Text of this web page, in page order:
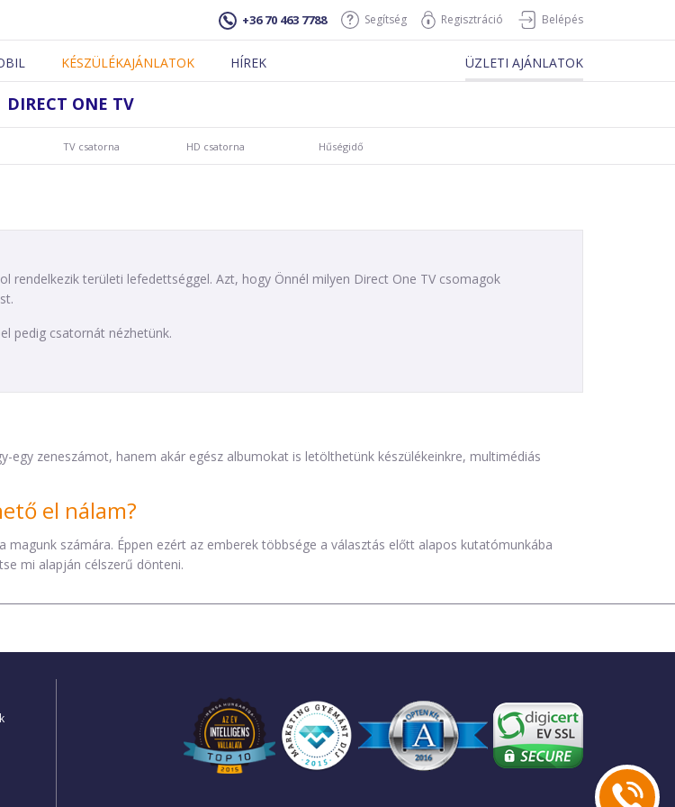
+36 70 463 7788 Segítség Regisztráció Belépés
KÉSZÜLÉKAJÁNLATOK HÍREK ÜZLETI AJÁNLATOK
DIRECT ONE TV
TV csatorna HD csatorna Hűségidő
területi lefedettséggel. Azt, hogy Önnél milyen Direct One TV csomagok
pedig csatornát nézhetünk.
zeneszámot, hanem akár egész albumokat is letölthetünk készülékeinkre, multimédiás
el nálam?
számára. Éppen ezért az emberek többsége a választás előtt alapos kutatómunkába
mi alapján célszerű dönteni.